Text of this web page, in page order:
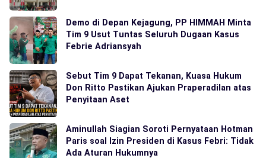
Demo di Depan Kejagung, PP HIMMAH Minta
Tim 9 Usut Tuntas Seluruh Dugaan Kasus
Febrie Adriansyah
Sebut Tim 9 Dapat Tekanan, Kuasa Hukum
Don Ritto Pastikan Ajukan Praperadilan atas
Penyitaan Aset
Aminullah Siagian Soroti Pernyataan Hotman
Paris soal Izin Presiden di Kasus Febri: Tidak
Ada Aturan Hukumnya